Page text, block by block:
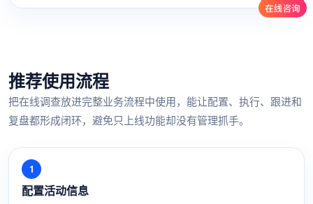
推荐使用流程
把在线调查放进完整业务流程中使用，能让配置、执行、跟进和
复盘都形成闭环，避免只上线功能却没有管理抓手。
配置活动信息